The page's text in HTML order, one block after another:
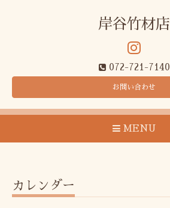
岸谷竹材店
072-721-7140
お問い合わせ
MENU
カレンダー